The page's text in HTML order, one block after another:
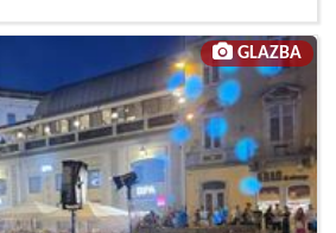
GLAZBA